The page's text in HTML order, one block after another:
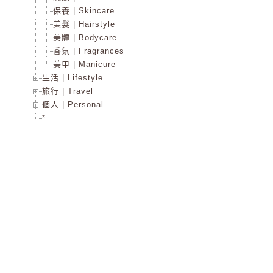
保養 | Skincare
美髮 | Hairstyle
美體 | Bodycare
香氛 | Fragrances
美甲 | Manicure
生活 | Lifestyle
旅行 | Travel
個人 | Personal
*